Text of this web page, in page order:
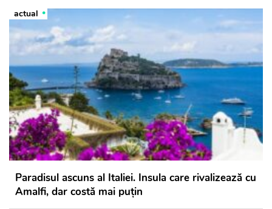
actual
Paradisul ascuns al Italiei. Insula care rivalizează cu
Amalfi, dar costă mai puțin